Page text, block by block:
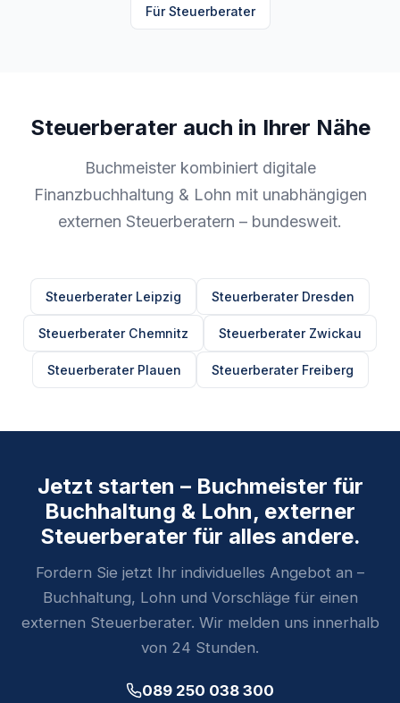
Für Steuerberater
Steuerberater auch in Ihrer Nähe
Buchmeister kombiniert digitale
Finanzbuchhaltung & Lohn mit unabhängigen
externen Steuerberatern – bundesweit.
Steuerberater Leipzig Steuerberater Dresden
Steuerberater Chemnitz Steuerberater Zwickau
Steuerberater Plauen Steuerberater Freiberg
Jetzt starten – Buchmeister für
Buchhaltung & Lohn, externer
Steuerberater für alles andere.
Fordern Sie jetzt Ihr individuelles Angebot an –
Buchhaltung, Lohn und Vorschläge für einen
externen Steuerberater. Wir melden uns innerhalb
von 24 Stunden.
089 250 038 300